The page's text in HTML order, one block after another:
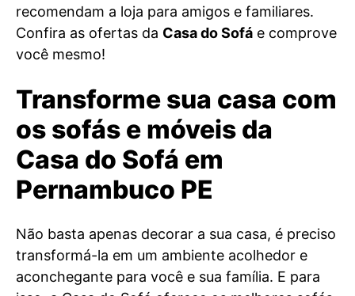
recomendam a loja para amigos e familiares.
Confira as ofertas da Casa do Sofá e comprove
você mesmo!
Transforme sua casa com
os sofás e móveis da
Casa do Sofá em
Pernambuco PE
Não basta apenas decorar a sua casa, é preciso
transformá-la em um ambiente acolhedor e
aconchegante para você e sua família. E para